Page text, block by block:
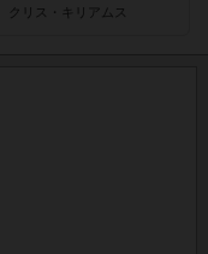
クリス・キリアムス